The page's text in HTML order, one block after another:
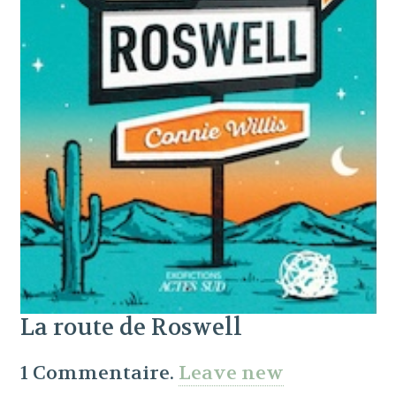
La route de Roswell
1 Commentaire. Leave new